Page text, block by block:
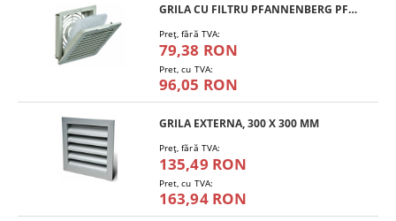
GRILA CU FILTRU PFANNENBERG PFA 10.000
Preţ, fără TVA:
79,38 RON
Pret, cu TVA:
96,05 RON
GRILA EXTERNA, 300 X 300 MM
Preţ, fără TVA:
135,49 RON
Pret, cu TVA:
163,94 RON